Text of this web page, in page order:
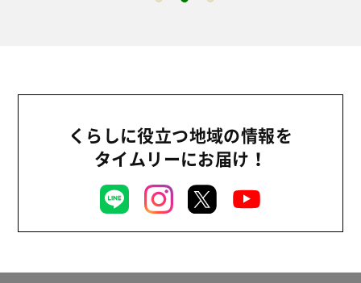
くらしに役立つ地域の情報を
タイムリーにお届け！